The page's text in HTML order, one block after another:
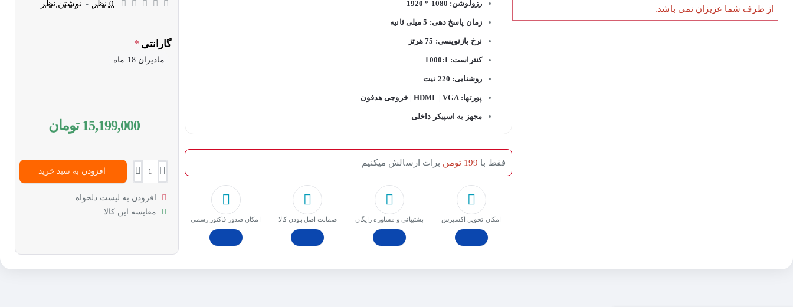
از طرف شما عزیزان نمی باشد.
رزولوشن: 1080 * 1920
زمان پاسخ دهی: 5 میلی ثانیه
نرخ بازنویسی: 75 هرتز
کنتراست: 1000:1
روشنایی: 220 نیت
پورتها: HDMI | VGA | خروجی هدفون
مجهز به اسپیکر داخلی
امکان تحویل اکسپرس پشتیبانی و مشاوره رایگان ﺿﻤﺎﻧﺖ اﺻﻞ ﺑﻮدن ﮐﺎﻟﺎ امکان صدور فاکتور رسمی
فقط با 199 تومن برات ارسالش میکنیم
0 نظر - نوشتن نظر
گارانتی
مادیران 18 ماه
15,199,000 تومان
افزودن به سبد خرید
افزودن به لیست دلخواه
مقایسه این کالا